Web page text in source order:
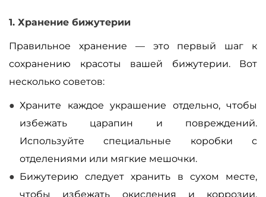
1. Хранение бижутерии
Правильное хранение —это первый шаг к
сохранению красоты вашей бижутерии. Вот
несколько советов:
Храните каждое украшение отдельно, чтобы
избежать царапин и повреждений.
Используйте специальные коробки с
отделениями или мягкие мешочки.
Бижутерию следует хранить в сухом месте,
чтобы избежать окисления и коррозии.